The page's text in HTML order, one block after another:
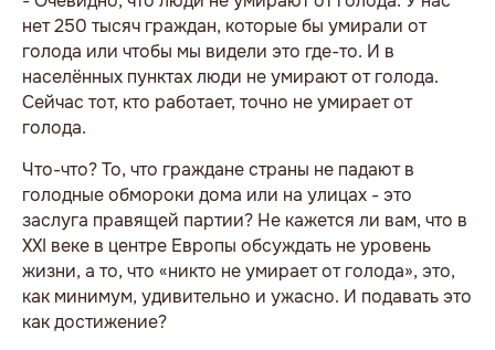
нет 250 тысяч граждан, которые бы умирали от
голода или чтобы мы видели это где-то. И в
населённых пунктах люди не умирают от голода.
Сейчас тот, кто работает, точно не умирает от
голода.
Что-что? То, что граждане страны не падают в
голодные обмороки дома или на улицах - это
заслуга правящей партии? Не кажется ли вам, что в
XXI веке в центре Европы обсуждать не уровень
жизни, а то, что «никто не умирает от голода», это,
как минимум, удивительно и ужасно. И подавать это
как достижение?